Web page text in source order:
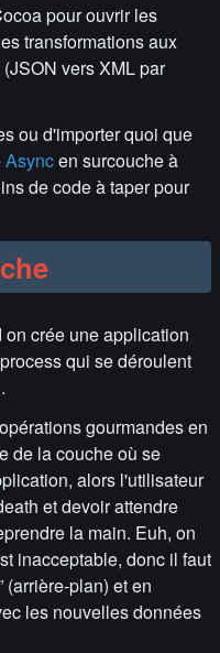
pour ouvrir les
transformations aux
vers XML par
ou d'importer quoi que
Asyncen surcouche à
de code à taper pour
crée une application
qui se déroulent
gourmandes en
de la couche où se
alors l'utilisateur
et devoir attendre
la main. Euh, on
inacceptable, donc il faut
(arrière-plan) et en
les nouvelles données